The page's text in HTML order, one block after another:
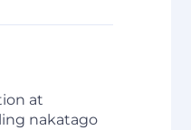
at
nakatago